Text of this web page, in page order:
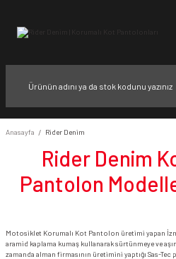
Anasayfa Rider Denim
Rider Denim
Pantolon
Motosiklet Korumalı Kot Pantolon üretimi yapan
aramid kaplama kumaş kullanarak sürtünmeye ve
zamanda alman firmasının üretimini yaptığı Sas-